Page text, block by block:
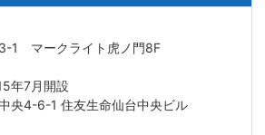
1 マークライト虎ノ門8F
年7月開設
央4-6-1 住友生命仙台中央ビル